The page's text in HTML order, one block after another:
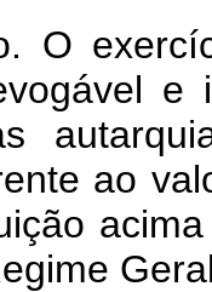
O
e
ao